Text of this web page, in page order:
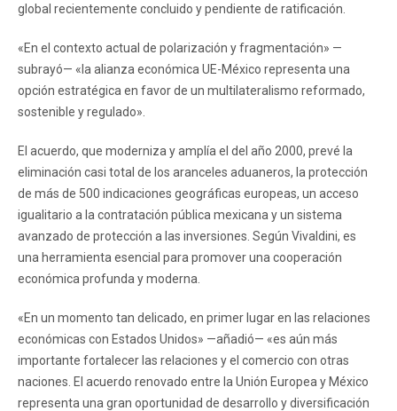
global recientemente concluido y pendiente de ratificación.
«En el contexto actual de polarización y fragmentación» —
subrayó— «la alianza económica UE-México representa una
opción estratégica en favor de un multilateralismo reformado,
sostenible y regulado».
El acuerdo, que moderniza y amplía el del año 2000, prevé la
eliminación casi total de los aranceles aduaneros, la protección
de más de 500 indicaciones geográficas europeas, un acceso
igualitario a la contratación pública mexicana y un sistema
avanzado de protección a las inversiones. Según Vivaldini, es
una herramienta esencial para promover una cooperación
económica profunda y moderna.
«En un momento tan delicado, en primer lugar en las relaciones
económicas con Estados Unidos» —añadió— «es aún más
importante fortalecer las relaciones y el comercio con otras
naciones. El acuerdo renovado entre la Unión Europea y México
representa una gran oportunidad de desarrollo y diversificación